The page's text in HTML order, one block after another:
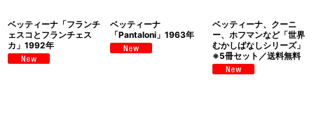
ベッティーナ「フランチ
ェスコとフランチェス
カ」1992年
ベッティーナ
「Pantaloni」1963年
ベッティーナ、クーニ
ー、ホフマンなど「世界
むかしばなしシリーズ」
※5冊セット／送料無料